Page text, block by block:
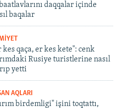
daqqalar içinde
baqalar
kes qaça, er kes kete": cenk
Rusiye turistlerine nasıl
yetti
AQLARI
birdemligi" işini toqtattı,